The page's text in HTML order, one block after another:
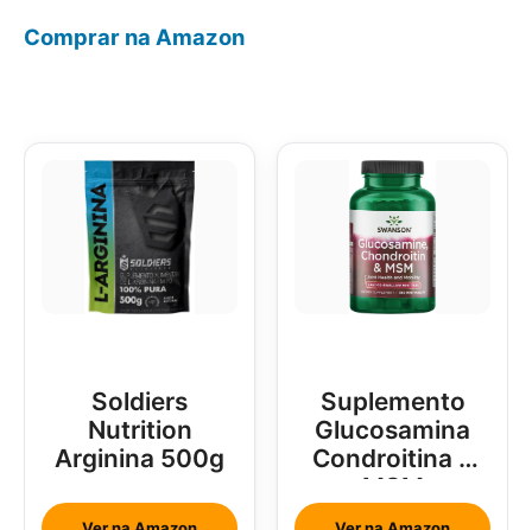
Comprar na Amazon
Soldiers
Nutrition
Arginina 500g
Suplemento
Glucosamina
Condroitina e
MSM